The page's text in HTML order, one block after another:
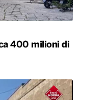
400 milioni di